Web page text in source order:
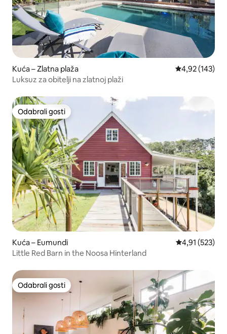
Kuća – Zlatna plaža Prosječna
4,92 (143)
Luksuz za obitelji na zlatnoj plaži
Odabrali gosti
Odabrali gosti
Kuća – Eumundi Prosječna
4,91 (523)
Little Red Barn in the Noosa Hinterland
Odabrali gosti
Odabrali gosti